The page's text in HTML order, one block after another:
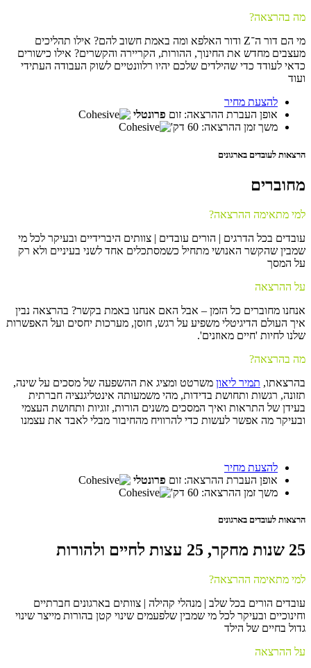
מה בהרצאה?
מי הם דור ה־Z ודור האלפא ומה באמת חשוב להם? אילו תהליכים
מעצבים מחדש את החינוך, ההורות, הקריירה והקשרים? אילו כישורים
כדאי לעודד כדי שהילדים שלכם יהיו רלוונטיים לשוק העבודה העתידי
ועוד
להצעת מחיר
אופן העברת ההרצאה: זום פרונטלי
משך זמן ההרצאה: 60 דק'
הרצאות לעובדים בארגונים
מחוברים
למי מתאימה ההרצאה?
עובדים בכל הדרגים | הורים עובדים | צוותים היברידיים ובעיקר לכל מי
שמבין שהקשר האנושי מתחיל כשמסתכלים אחד לשני בעיניים ולא רק
על המסך
על ההרצאה
אנחנו מחוברים כל הזמן – אבל האם אנחנו באמת בקשר? בהרצאה נבין
איך העולם הדיגיטלי משפיע על רגש, חוסן, מערכות יחסים ועל האפשרות
שלנו לחיות 'חיים מאוזנים'.
מה בהרצאה?
בהרצאתו, תמיר ליאון משרטט ומציג את ההשפעה של מסכים על שינה,
תזונה, רגשות ותחושת בדידות, מהי משמעותה אינטליגנציה חברתית
בעידן של התראות ואיך המסכים משנים הורות, זוגיות ותחושת העצמי
ובעיקר מה אפשר לעשות כדי להרוויח מהחיבור מבלי לאבד את עצמנו
להצעת מחיר
אופן העברת ההרצאה: זום פרונטלי
משך זמן ההרצאה: 60 דק'
הרצאות לעובדים בארגונים
25 שנות מחקר, 25 עצות לחיים ולהורות
למי מתאימה ההרצאה?
עובדים הורים בכל שלב | מנהלי קהילה | צוותים בארגונים חברתיים
וחינוכיים ובעיקר לכל מי שמבין שלפעמים שינוי קטן בהורות מייצר שינוי
גדול בחיים של הילד
על ההרצאה